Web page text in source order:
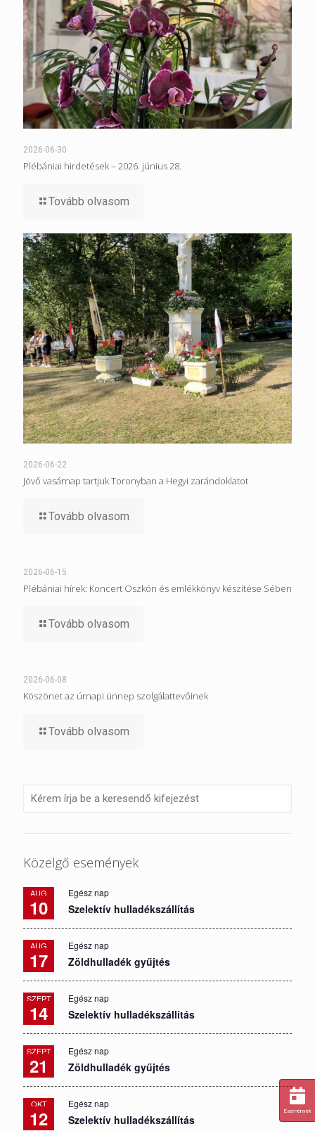
2026-06-30
Plébániai hirdetések – 2026. június 28.
Tovább olvasom
2026-06-22
Jövő vasárnap tartjuk Toronyban a Hegyi zarándoklatot
Tovább olvasom
2026-06-15
Plébániai hírek: Koncert Oszkón és emlékkönyv készítése Sében
Tovább olvasom
2026-06-08
Köszönet az úrnapi ünnep szolgálattevőinek
Tovább olvasom
Közelgő események
AUG
10
Egész nap
Szelektív hulladékszállítás
AUG
17
Egész nap
Zöldhulladék gyűjtés
SZEPT
14
Egész nap
Szelektív hulladékszállítás
SZEPT
21
Egész nap
Zöldhulladék gyűjtés
OKT
12
Egész nap
Szelektív hulladékszállítás
Események